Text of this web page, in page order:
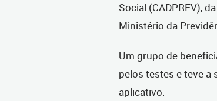
Social (CADPREV),
Ministério da
Um grupo de
pelos testes e teve a
aplicativo.